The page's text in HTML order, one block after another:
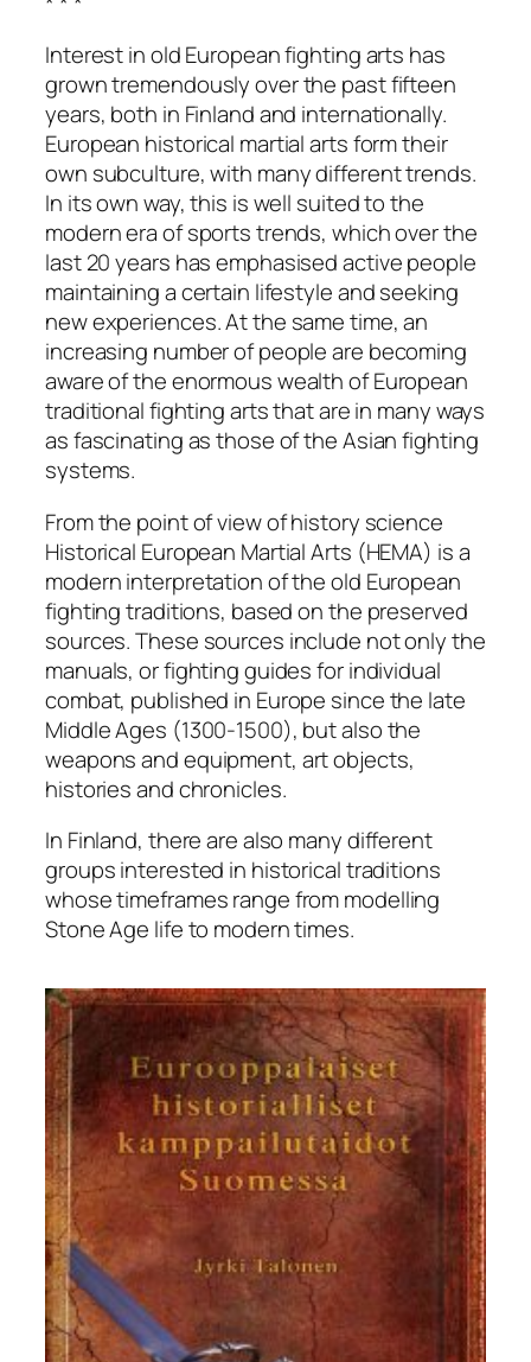
Interest in old European fighting arts has
grown tremendously over the past fifteen
years, both in Finland and internationally.
European historical martial arts form their
own subculture, with many different trends.
In its own way, this is well suited to the
modern era of sports trends, which over the
last 20 years has emphasised active people
maintaining a certain lifestyle and seeking
new experiences. At the same time, an
increasing number of people are becoming
aware of the enormous wealth of European
traditional fighting arts that are in many ways
as fascinating as those of the Asian fighting
systems.
From the point of view of history science
Historical European Martial Arts (HEMA) is a
modern interpretation of the old European
fighting traditions, based on the preserved
sources. These sources include not only the
manuals, or fighting guides for individual
combat, published in Europe since the late
Middle Ages (1300-1500), but also the
weapons and equipment, art objects,
histories and chronicles.
In Finland, there are also many different
groups interested in historical traditions
whose timeframes range from modelling
Stone Age life to modern times.